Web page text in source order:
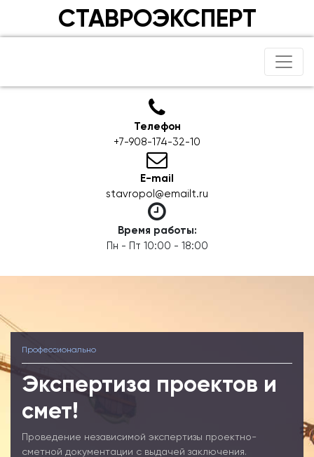
СТАВРОЭКСПЕРТ
Телефон
+7-908-174-32-10
E-mail
stavropol@emailt.ru
Время работы:
Пн - Пт 10:00 - 18:00
Профессионально
Экспертиза проектов и
смет!
Проведение независимой экспертизы проектно-
сметной документации с выдачей заключения.